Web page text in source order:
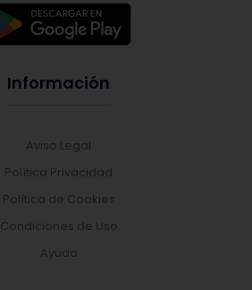
Información
Aviso Legal
Política Privacidad
Política de Cookies
Condiciones de Uso
Ayuda